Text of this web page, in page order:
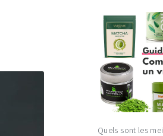
Quels sont les